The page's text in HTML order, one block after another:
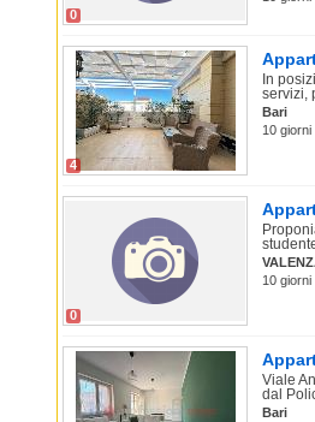
0
4
In
servizi,
Bari
10
0
10
Viale
dal
Bari